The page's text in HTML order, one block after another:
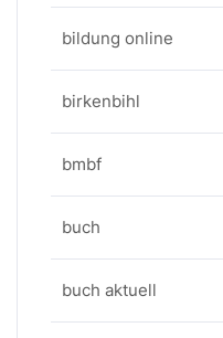
bildung online
birkenbihl
bmbf
buch
buch aktuell